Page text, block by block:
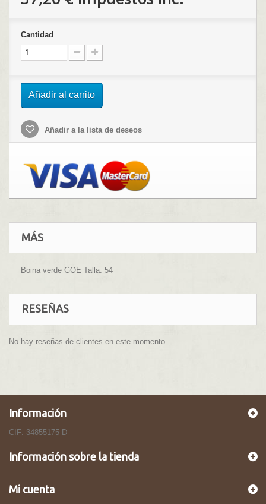
Cantidad
Añadir al carrito
Añadir a la lista de deseos
MÁS
Boina verde GOE Talla: 54
RESEÑAS
No hay reseñas de clientes en este momento.
Información
CIF: 34855175-D
Información sobre la tienda
Mi cuenta